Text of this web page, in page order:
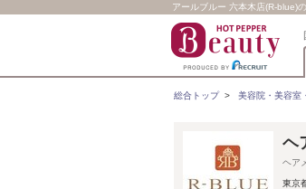
アールブルー 六本木店(R-blue)
総合トップ> 美容院・美容室
ヘ
ヘア
東京